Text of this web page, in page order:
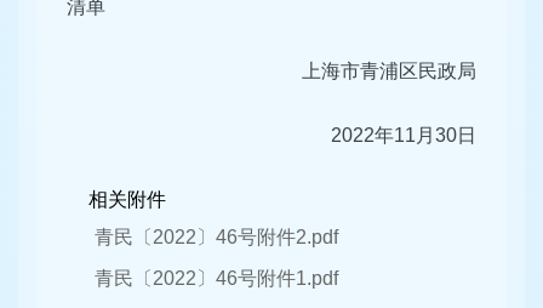
清单
上海市青浦区民政局
2022年11月30日
相关附件
青民〔2022〕46号附件2.pdf
青民〔2022〕46号附件1.pdf